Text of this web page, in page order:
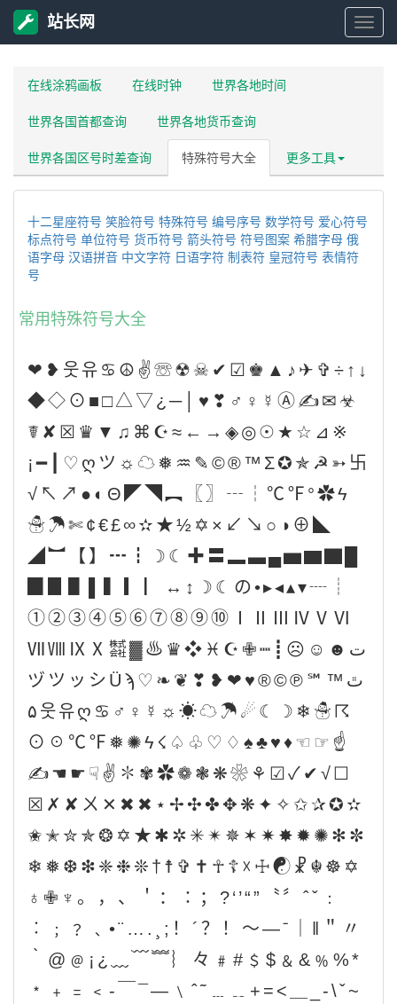
站
站长网
在线涂鸦画板 在线时钟 世界各地时间
世界各国首都查询 世界各地货币查询
世界各国区号时差查询 特殊符号大全 更多工具
十二星座符号 笑脸符号 特殊符号 编号序号 数学符号 爱心符号
标点符号 单位符号 货币符号 箭头符号 符号图案 希腊字母 俄
语字母 汉语拼音 中文字符 日语字符 制表符 皇冠符号 表情符
号
常用特殊符号大全
❤❥웃유♋☮✌☏☢☠✔☑♚▲♪✈✞÷↑↓
◆◇⊙■□△▽¿─│♥❣♂♀☿Ⓐ✍✉☣
☤✘☒♛▼♫⌘☪≈←→◈◎☉★☆⊿※
¡━┃♡ღツ☼☁❅♒✎©®™Σ✪✯☭➳卐
√↖↗●◐Θ◤◥︻〖〗┄┆℃℉°✿ϟ
☃☂✄¢€£∞✫★½✡×↙↘○◑⊕◣
◢︼【】┅┇☽☾✚〓▂▃▄▅▆▇█
▉▊▋▌▍▎▏↔↕☽☾の•▸◂▴▾┈┊
①②③④⑤⑥⑦⑧⑨⑩ⅠⅡⅢⅣⅤⅥ
ⅦⅧⅨⅩ㍿▓♨♛❖♓☪✙┉┋☹☺☻ت
ヅツッシÜϡﭢ™℠℗©®♥❤❥❣❦❧♡
۵웃유ღ♋♂♀☿☼☀☁☂☄☾☽❄☃☈
⊙☉℃℉❅✺ϟ☇♤♧♡♢♠♣♥♦☜☞☝
✍☚☛☟✌✽✾✿❁❃❋❀⚘☑✓✔√☐
☒✗✘ㄨ✕✖✖⋆✢✣✤✥❋✦✧✩✰✪✫
✬✭✮✯❂✡★✱✲✳✴✵✶✷✸✹✺✻✼
❄❅❆❇❈❉❊†☨✞✝☥☦☓☩☯☧☬☸✡
♁✙♆。，、＇：∶；?‘’“”〝〞ˆˇ﹕
︰﹔﹖﹑•¨….¸;！´？！～—ˉ｜‖＂〃
｀@﹫¡¿﹏﹋﹌︴々﹟#﹩$﹠&﹪%*
﹡﹢﹦﹤‐￣¯―﹨ˆ˜﹍﹎+=<＿_-\ˇ~